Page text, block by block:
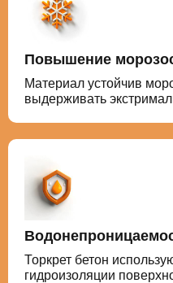
Повышение
Материал устойчив
выдерживать
Торкрет бетон
гидроизоляции